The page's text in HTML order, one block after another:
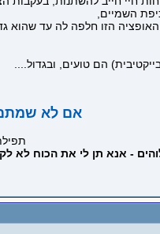
השמיים,
האופציה הזו חלפה לה עד שהוא
הם טועים, ובגדול....
אם לא שמתם
- אנא תן לי את הכוח